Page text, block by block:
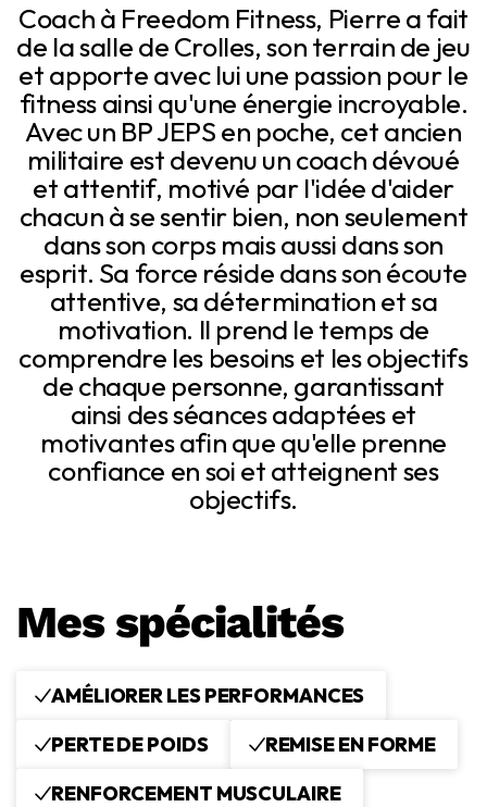
Coach à Freedom Fitness, Pierre a fait
de la salle de Crolles, son terrain de jeu
et apporte avec lui une passion pour le
fitness ainsi qu'une énergie incroyable.
Avec un BP JEPS en poche, cet ancien
militaire est devenu un coach dévoué
et attentif, motivé par l'idée d'aider
chacun à se sentir bien, non seulement
dans son corps mais aussi dans son
esprit. Sa force réside dans son écoute
attentive, sa détermination et sa
motivation. Il prend le temps de
comprendre les besoins et les objectifs
de chaque personne, garantissant
ainsi des séances adaptées et
motivantes afin que qu'elle prenne
confiance en soi et atteignent ses
objectifs.
Mes spécialités
AMÉLIORER LES PERFORMANCES
PERTE DE POIDS
REMISE EN FORME
RENFORCEMENT MUSCULAIRE